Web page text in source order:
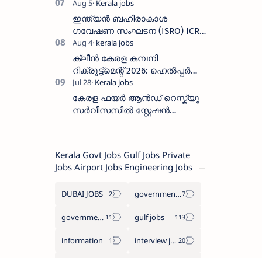
:അവസാന തീയതി: ഓഗസ്റ്റ് 5 ന്
ഇന്ത്യൻ ബഹിരാകാശ
ഗവേഷണ സംഘടന (ISRO) ICRB
യിൽ ജോലി അവസരം :ശമ്പളം
25, 500 രൂപ മുതൽ
ക്ലീൻ കേരള കമ്പനി
റിക്രൂട്ട്മെന്റ് 2026: ഹെൽപ്പർ
തസ്തികയിലേക്ക് ഓഗസ്റ്റ് 5-ന്
വാക്ക് ഇൻ ഇന്റർവ്യൂ
കേരള ഫയർ ആൻഡ് റെസ്ക്യൂ
സർവീസസിൽ സ്റ്റേഷൻ
Kerala Govt Jobs Gulf Jobs Private
Jobs Airport Jobs Engineering Jobs
DUBAI JOBS government information
government jobs gulf jobs
information interview jobs